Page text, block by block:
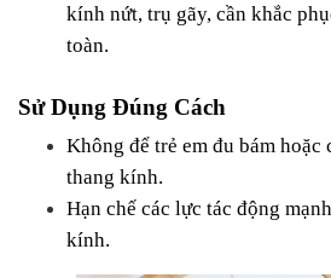
kính nứt, trụ gãy, cần khắc
toàn.
Sử Dụng Đúng Cách
Không để trẻ em đu bám hoặc
thang kính.
Hạn chế các lực tác động
kính.